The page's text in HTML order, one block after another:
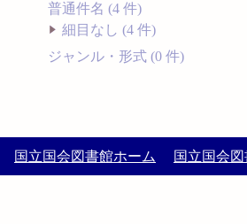
普通件名 (4 件)
細目なし (4 件)
ジャンル・形式 (0 件)
国立国会図書館ホーム 国立国会